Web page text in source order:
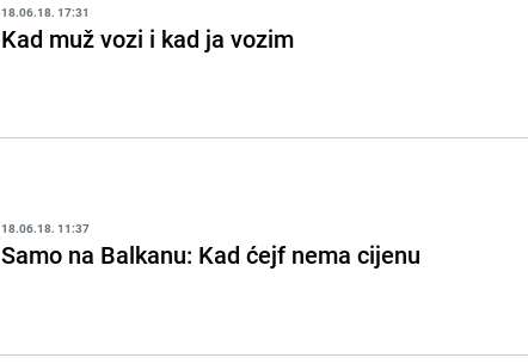
18.06.18. 17:31
Kad muž vozi i kad ja vozim
18.06.18. 11:37
Samo na Balkanu: Kad ćejf nema cijenu